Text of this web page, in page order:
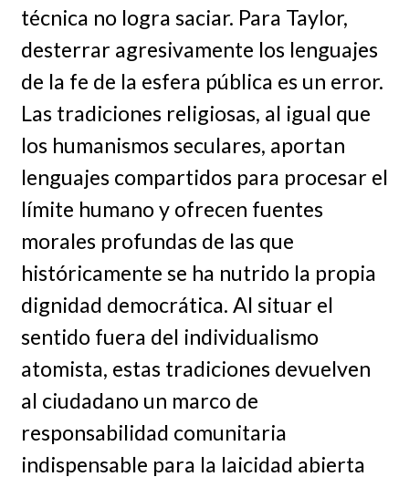
técnica no logra saciar. Para Taylor,
desterrar agresivamente los lenguajes
de la fe de la esfera pública es un error.
Las tradiciones religiosas, al igual que
los humanismos seculares, aportan
lenguajes compartidos para procesar el
límite humano y ofrecen fuentes
morales profundas de las que
históricamente se ha nutrido la propia
dignidad democrática. Al situar el
sentido fuera del individualismo
atomista, estas tradiciones devuelven
al ciudadano un marco de
responsabilidad comunitaria
indispensable para la laicidad abierta